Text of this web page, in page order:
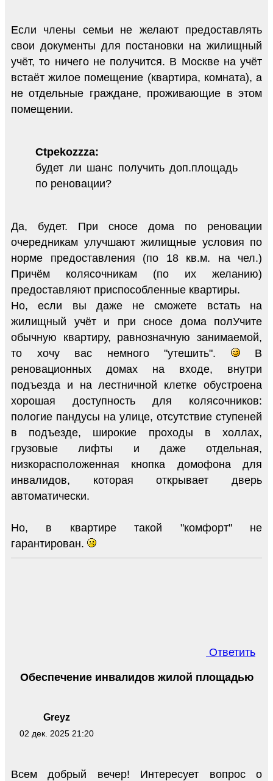
Если члены семьи не желают предоставлять
свои документы для постановки на жилищный
учёт, то ничего не получится. В Москве на учёт
встаёт жилое помещение (квартира, комната), а
не отдельные граждане, проживающие в этом
помещении.
Ctpekozzza:
будет ли шанс получить доп.площадь
по реновации?
Да, будет. При сносе дома по реновации
очередникам улучшают жилищные условия по
норме предоставления (по 18 кв.м. на чел.)
Причём колясочникам (по их желанию)
предоставляют приспособленные квартиры.
Но, если вы даже не сможете встать на
жилищный учёт и при сносе дома полУчите
обычную квартиру, равнозначную занимаемой,
то хочу вас немного "утешить".
В
реновационных домах на входе, внутри
подъезда и на лестничной клетке обустроена
хорошая доступность для колясочников:
пологие пандусы на улице, отсутствие ступеней
в подъезде, широкие проходы в холлах,
грузовые лифты и даже отдельная,
низкорасположенная кнопка домофона для
инвалидов, которая открывает дверь
автоматически.
Но, в квартире такой "комфорт" не
гарантирован.
Ответить
Greyz
02 дек. 2025 21:20
Обеспечение инвалидов жилой площадью
Всем добрый вечер! Интересует вопрос о